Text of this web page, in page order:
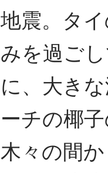
地震。タ
みを過ご
に、大き
ーチの椰
木々の間